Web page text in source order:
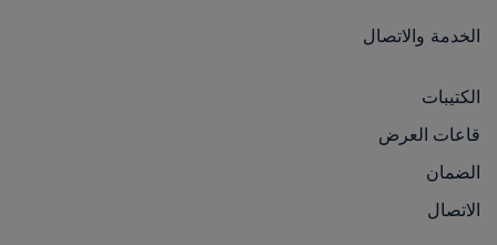
الخدمة والاتصال
الكتيبات
قاعات العرض
الضمان
الاتصال